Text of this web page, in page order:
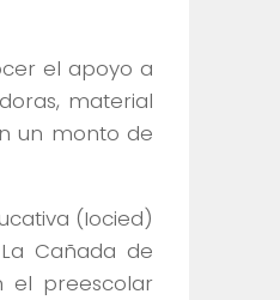
el apoyo a
material
un monto de
(Iocied)
Cañada de
el preescolar